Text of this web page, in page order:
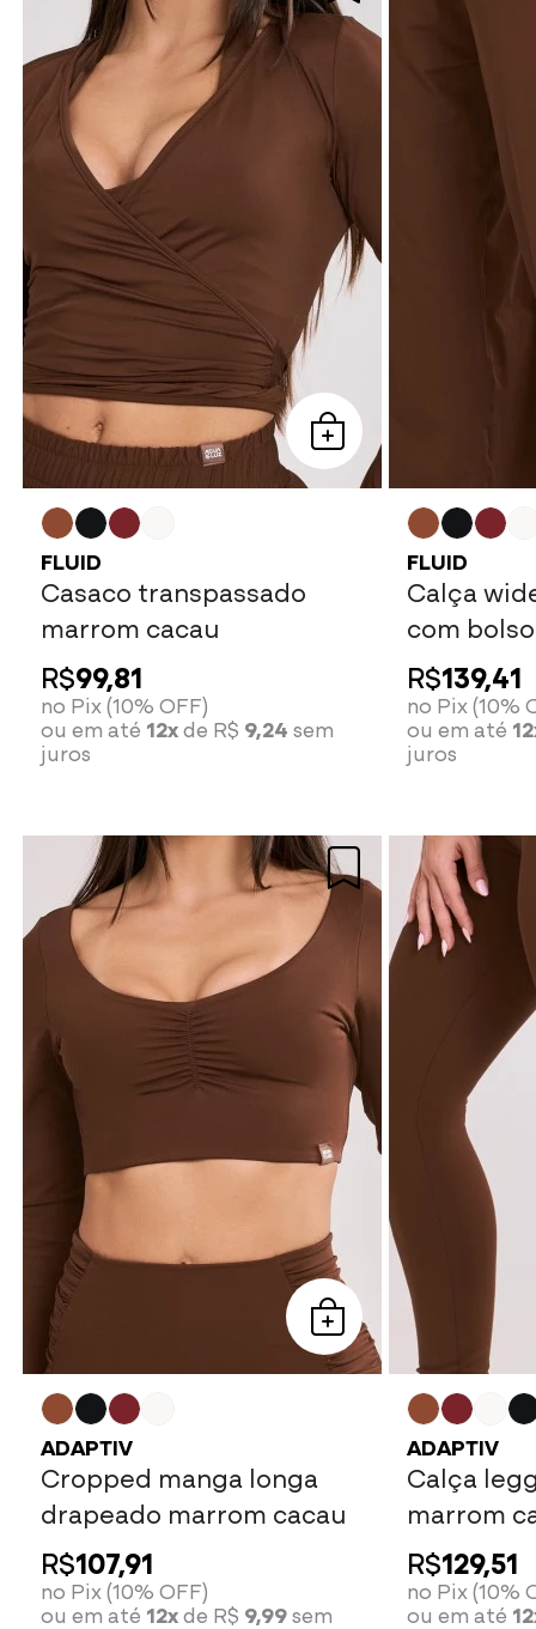
FLUID
Casaco transpassado
marrom cacau
R$99,81
no Pix (10% OFF)
ou em até 12xde R$ 9,24 sem
juros
FLUID
Calça
com
cacau
R$139,41
no Pix (10%
ou em até
juros
ADAPTIV
Cropped manga longa
drapeado marrom cacau
R$107,91
no Pix (10% OFF)
ou em até 12xde R$ 9,99sem
ADAPTIV
Calça
marrom
R$129,51
no Pix (10%
ou em até